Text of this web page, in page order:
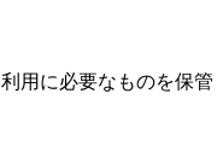
用に必要なものを保管